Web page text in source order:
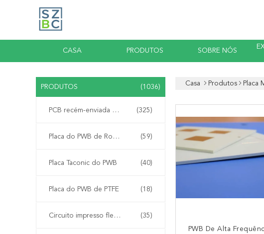
CASA PRODUTOS SOBRE NÓS
PRODUTOS (1036)
PCB recém-enviada de Bicheng (325)
Placa do PWB de Rogers (59)
Placa Taconic do PWB (40)
Placa do PWB de PTFE (18)
Circuito impresso flexível (35)
Casa Produtos Placa
PWB De Alta